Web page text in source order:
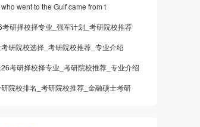
went to the Gulf came from t
考研择校择专业_强军计划_考研院校推荐
研院校选择_考研院校推荐_专业介绍
考研择校择专业_考研院校推荐_专业介绍
院校排名_考研院校推荐_金融硕士考研